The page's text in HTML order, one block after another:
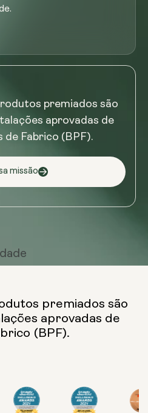
premiados são
aprovadas de
de Fabrico (BPF).
missão
premiados são
aprovadas de
(BPF).